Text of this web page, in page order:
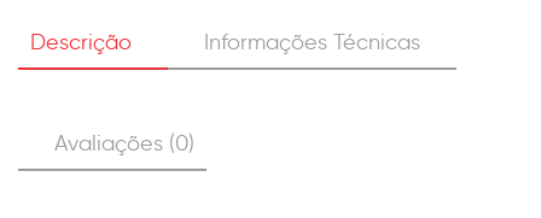
Descrição Informações Técnicas
Avaliações (0)